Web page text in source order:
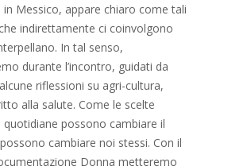
in Messico, appare chiaro come tali
indirettamente ci coinvolgono
In tal senso,
durante l’incontro, guidati da
riflessioni su agri-cultura,
alla salute. Come le scelte
quotidiane possono cambiare il
cambiare noi stessi. Con il
Donna metteremo